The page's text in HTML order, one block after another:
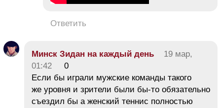
Ответить
Минск Зидан на каждый день
19 мар,
01:42
0
Если бы играли мужские команды такого
же уровня и зрители были бы-то обязательно
съездил бы а женский теннис полностью